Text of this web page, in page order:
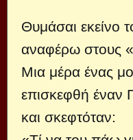
Θυμάσαι εκείνο
αναφέρω στους
Μια μέρα ένας
επισκεφθή έναν
και σκεφτόταν: